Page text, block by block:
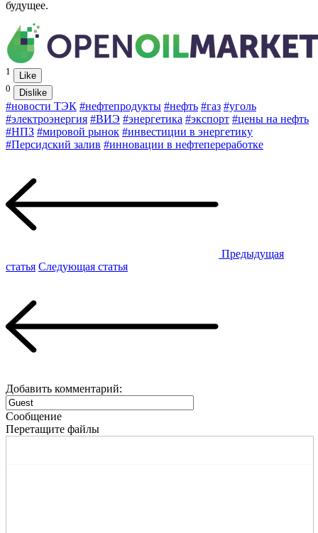
будущее.
1
Like
0
Dislike
#новости ТЭК #нефтепродукты #нефть #газ #уголь
#электроэнергия #ВИЭ #энергетика #экспорт #цены на нефть
#НПЗ #мировой рынок #инвестиции в энергетику
#Персидский залив #инновации в нефтепереработке
Предыдущая
статья Следующая статья
Добавить комментарий:
Сообщение
Перетащите файлы